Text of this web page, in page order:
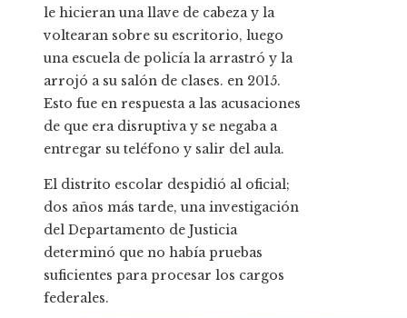
le hicieran una llave de cabeza y la
voltearan sobre su escritorio, luego
una escuela de policía la arrastró y la
arrojó a su salón de clases. en 2015.
Esto fue en respuesta a las acusaciones
de que era disruptiva y se negaba a
entregar su teléfono y salir del aula.
El distrito escolar despidió al oficial;
dos años más tarde, una investigación
del Departamento de Justicia
determinó que no había pruebas
suficientes para procesar los cargos
federales.